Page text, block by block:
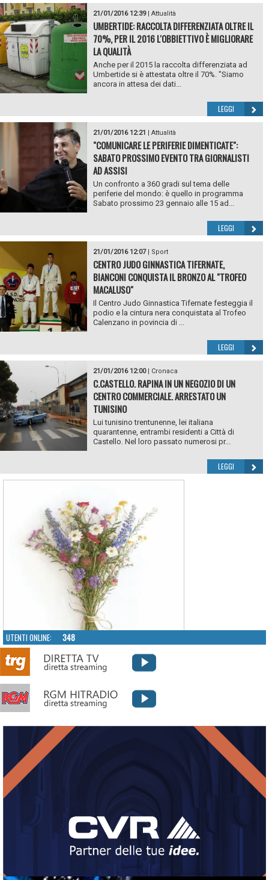
21/01/2016 12:39| Attualità
UMBERTIDE: RACCOLTA DIFFERENZIATA OLTRE IL
70%, PER IL 2016 L'OBBIETTIVO È MIGLIORARE
LA QUALITÀ
Anche per il 2015 la raccolta differenziata ad
Umbertide si è attestata oltre il 70%. "Siamo
ancora in attesa dei dati...
LEGGI
21/01/2016 12:21 Attualità
"COMUNICARE LE PERIFERIE DIMENTICATE":
SABATO PROSSIMO EVENTO TRA GIORNALISTI
AD ASSISI
Un confronto a 360 gradi sul tema delle
periferie del mondo: è quello in programma
Sabato prossimo 23 gennaio alle 15 ad...
LEGGI
21/01/2016 12:07| Sport
CENTRO JUDO GINNASTICA TIFERNATE,
BIANCONI CONQUISTA IL BRONZO AL "TROFEO
MACALUSO"
Il Centro Judo Ginnastica Tifernate festeggia il
podio e la cintura nera conquistata al Trofeo
Calenzano in povincia di ...
LEGGI
21/01/2016 12:00| Cronaca
C.CASTELLO. RAPINA IN UN NEGOZIO DI UN
CENTRO COMMERCIALE. ARRESTATO UN
TUNISINO
Lui tunisino trentunenne, lei italiana
quarantenne, entrambi residenti a Città di
Castello. Nel loro passato numerosi pr...
LEGGI
UTENTI ONLINE: 348